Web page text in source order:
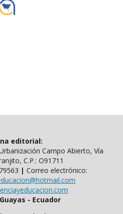
editorial:
Campo Abierto, Vía
C.P.: O91711
| Correo electrónico:
- Ecuador